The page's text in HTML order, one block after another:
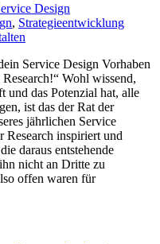
Design
, Strategieentwicklung
Service Design Vorhaben
Wohl wissend,
und das Potenzial hat, alle
ist das der Rat der
jährlichen Service
Research inspiriert und
daraus entstehende
nicht an Dritte zu
offen waren für